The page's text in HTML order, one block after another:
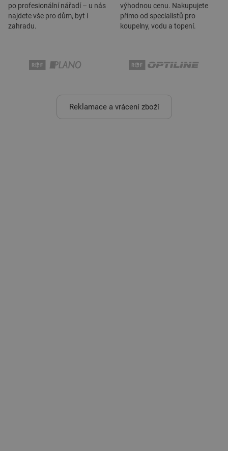
po profesionální nářadí – u nás
najdete vše pro dům, byt i
zahradu.
výhodnou cenu. Nakupujete
přímo od specialistů pro
koupelny, vodu a topení.
Reklamace a vrácení zboží